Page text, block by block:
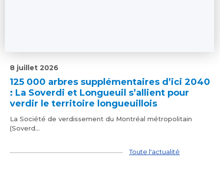
125 000 arbres supplémentaires d’ici 2040
: La Soverdi et Longueuil s’allient pour
verdir le territoire longueuillois
8 juillet 2026
La Société de verdissement du Montréal métropolitain
(Soverd...
Toute l'actualité